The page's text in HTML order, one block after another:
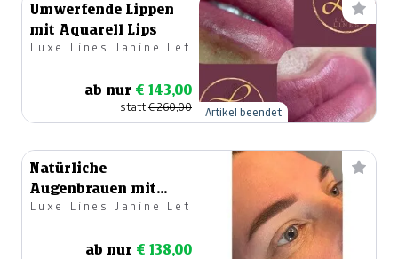
Umwerfende Lippen
mit Aquarell Lips
Luxe Lines Janine Let
ab nur € 143,00
statt€ 260,00 Artikel beendet
Natürliche
Augenbrauen mit
Powder Brows
Luxe Lines Janine Let
ab nur € 138,00